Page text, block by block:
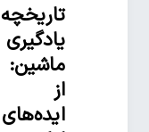
تاریخچه
یادگیری
ماشین:
از
ایده‌های